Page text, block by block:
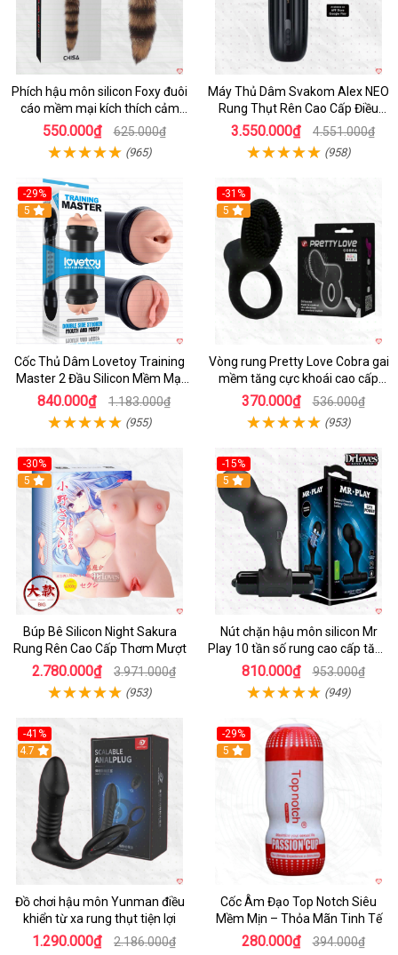
Phích hậu môn silicon Foxy đuôi
cáo mềm mại kích thích cảm
giác mới
550.000₫ 625.000₫
(965)
Máy Thủ Dâm Svakom Alex NEO
Rung Thụt Rên Cao Cấp Điều
Khiển App
3.550.000₫ 4.551.000₫
(958)
-29%
Hot
5
Cốc Thủ Dâm Lovetoy Training
Master 2 Đầu Silicon Mềm Mại
Tiện Lợi
840.000₫ 1.183.000₫
(955)
-31%
5
Vòng rung Pretty Love Cobra gai
mềm tăng cực khoái cao cấp
chính hãng
370.000₫ 536.000₫
(953)
-30%
Hot
5
Búp Bê Silicon Night Sakura
Rung Rên Cao Cấp Thơm Mượt
2.780.000₫ 3.971.000₫
(953)
-15%
Hot
5
Nút chặn hậu môn silicon Mr
Play 10 tần số rung cao cấp tăng
khoái cảm
810.000₫ 953.000₫
(949)
-41%
Hot
4.7
Đồ chơi hậu môn Yunman điều
khiển từ xa rung thụt tiện lợi
1.290.000₫ 2.186.000₫
-29%
5
Cốc Âm Đạo Top Notch Siêu
Mềm Mịn – Thỏa Mãn Tinh Tế
280.000₫ 394.000₫